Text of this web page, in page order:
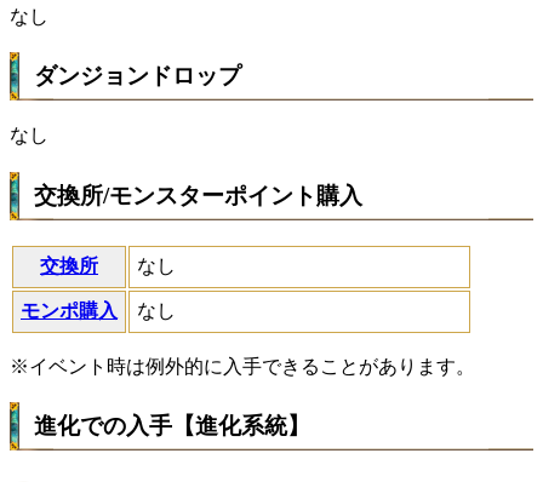
なし
ダンジョンドロップ
なし
交換所/モンスターポイント購入
交換所 なし
モンポ購入 なし
※イベント時は例外的に入手できることがあります。
進化での入手【進化系統】